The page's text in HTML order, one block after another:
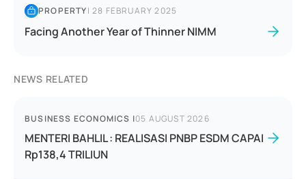
PROPERTY|28 FEBRUARY 2025
Facing Another Year of Thinner NIMM
NEWS RELATED
BUSINESS ECONOMICS |05 AUGUST 2026
MENTERI BAHLIL : REALISASI PNBP ESDM CAPAI
Rp138,4 TRILIUN